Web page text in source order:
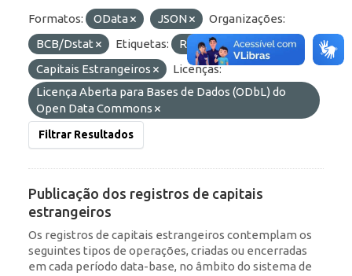
Formatos: OData JSON
Organizações:
BCB/Dstat
Etiquetas:
RDE
Capitais Estrangeiros
Licenças:
Licença Aberta para Bases de Dados (ODbL) do
Open Data Commons
Filtrar Resultados
Publicação dos registros de capitais
estrangeiros
Os registros de capitais estrangeiros contemplam os
seguintes tipos de operações, criadas ou encerradas
em cada período data-base, no âmbito do sistema de